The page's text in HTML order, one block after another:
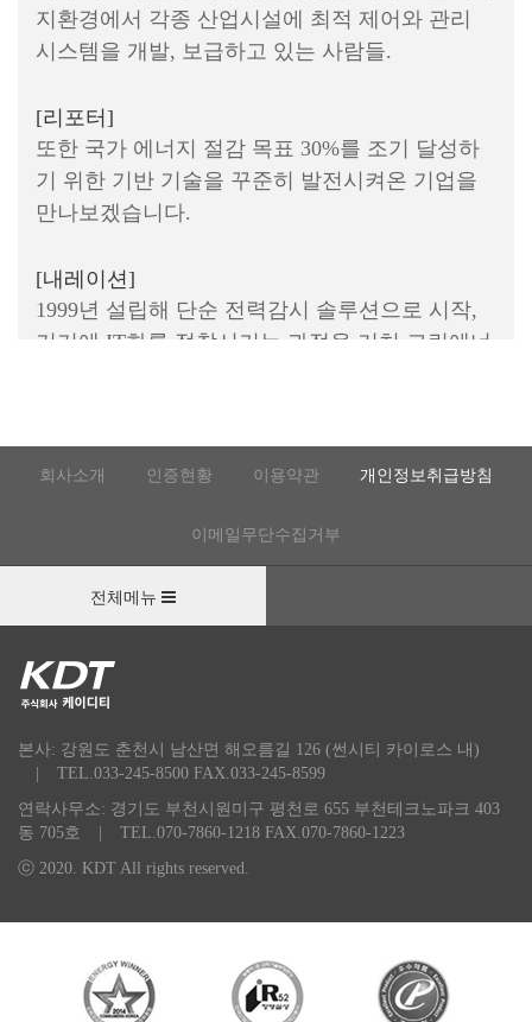
지환경에서 각종 산업시설에 최적 제어와 관리
시스템을 개발, 보급하고 있는 사람들.
[리포터]
또한 국가 에너지 절감 목표 30%를 조기 달성하
기 위한 기반 기술을 꾸준히 발전시켜온 기업을
만나보겠습니다.
[내레이션]
1999년 설립해 단순 전력감시 솔루션으로 시작,
기기에 IT화를 정착시키는 과정을 거쳐 그린에너
[리포터]
기 위한 기반 기술을 꾸준히 발전시켜온 기업을
만나보겠습니다.
저희 회사는 1999년도에 설립하여 중소기업 벤처
기업 지정 및 품질경영시스템 인증을 획득했으며
해서 각종 기술특허 인증을 기반으로 한 에너지
[내레이션]
011년 에너지 관리와 자동 제어가 동시에 가능한
신기념의 EMS를 개발했다.
회사소개 인증현황 이용약관 개인정보취급방침
이메일무단수집거부
전체메뉴
본사: 강원도 춘천시 남산면 해오름길 126 (썬시티 카이로스 내)
TEL.033-245-8500 FAX.033-245-8599
연락사무소: 경기도 부천시원미구 평천로 655 부천테크노파크 403
동 705호
TEL.070-7860-1218 FAX.070-7860-1223
ⓒ 2020. KDT All rights reserved.